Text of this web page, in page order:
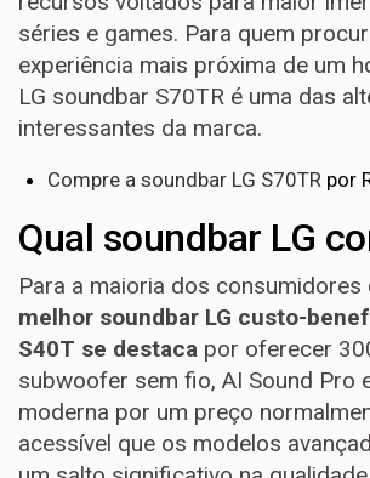
séries e games. Para quem
experiência mais próxima de um
LG soundbar S70TR é uma das
interessantes da marca.
Compre a soundbar LG S70TR por
Qual soundbar LG
Para a maioria dos consumidores
melhor soundbar LG custo-
S40T se destaca por oferecer
subwoofer sem fio, AI Sound Pro
moderna por um preço
acessível que os modelos